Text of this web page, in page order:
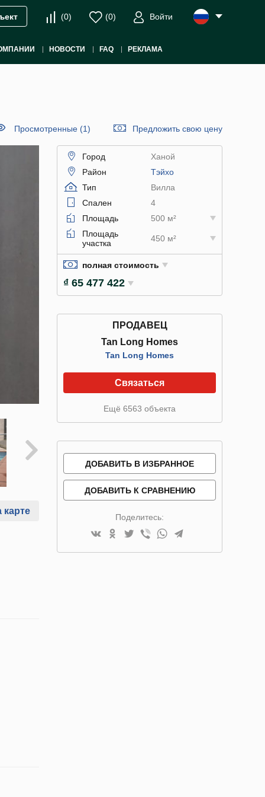
(0) (0) Войти
НОВОСТИ FAQ РЕКЛАМА
Просмотренные (1) Предложить свою цену
карте
Город
Ханой
Район
Тэйхо
Тип
Вилла
Спален
4
Площадь
500 м²
Площадь
участка
450 м²
полная стоимость
₫ 65 477 422
ПРОДАВЕЦ
Tan Long Homes
Tan Long Homes
Связаться
Ещё 6563 объекта
ДОБАВИТЬ В ИЗБРАННОЕ
ДОБАВИТЬ К СРАВНЕНИЮ
Поделитесь: